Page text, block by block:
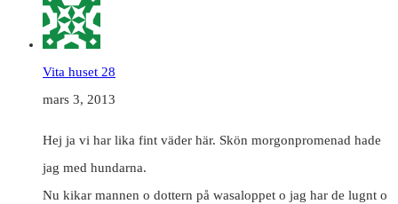
Vita huset 28
mars 3, 2013
Hej ja vi har lika fint väder här. Skön morgonpromenad hade
jag med hundarna.
Nu kikar mannen o dottern på wasaloppet o jag har de lugnt o